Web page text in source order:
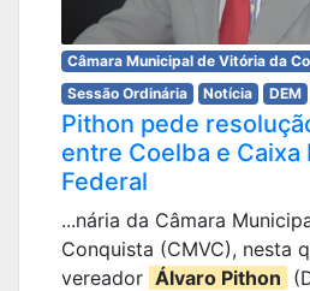
Câmara Municipal de Vitória da
Sessão Ordinária
Notícia DEM
Pithon pede
entre Coelba e Caixa
Federal
...nária da Câmara
Conquista (CMVC), nesta
vereador Álvaro Pithon